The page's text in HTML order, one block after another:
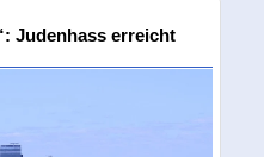
Judenhass erreicht